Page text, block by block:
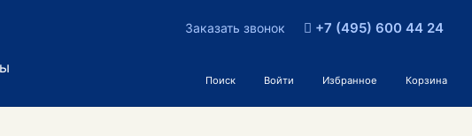
Заказать звонок +7 (495) 600 44 24
Поиск Войти Избранное Корзина